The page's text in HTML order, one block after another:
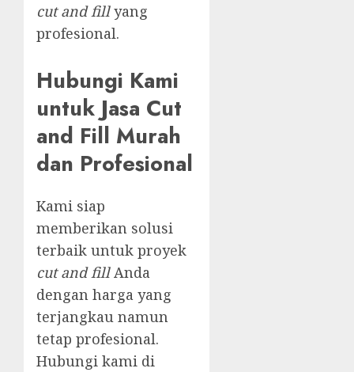
cut and fillyang
profesional.
Hubungi Kami
untuk Jasa Cut
and Fill Murah
dan Profesional
Kami siap
memberikan solusi
terbaik untuk proyek
cut and fillAnda
dengan harga yang
terjangkau namun
tetap profesional.
Hubungi kami di